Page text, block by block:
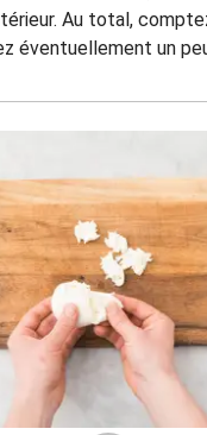
Au total,
éventuellement un peu